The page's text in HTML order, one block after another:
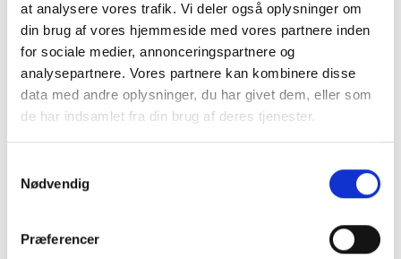
at analysere vores trafik. Vi deler også oplysninger om
din brug af vores hjemmeside med vores partnere inden
for sociale medier, annonceringspartnere og
analysepartnere. Vores partnere kan kombinere disse
data med andre oplysninger, du har givet dem, eller som
de har indsamlet fra din brug af deres tjenester.
Nødvendig
Præferencer
Disse firmabiler på el skal du vælge i 2025
Læs mere
Artikler
Hvorfor er fremtidens bilmarked elektrisk?
Nyheder